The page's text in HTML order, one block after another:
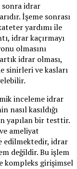
idrar
İşeme sonrası
yardımı ile
idrar kaçırmayı
olmasını
idrar olması,
sinirleri ve kasları
inceleme idrar
nasıl kasıldığı
yapılan bir testtir.
ameliyat
edilmektedir, idrar
değildir. Bu işlem
kompleks girişimsel